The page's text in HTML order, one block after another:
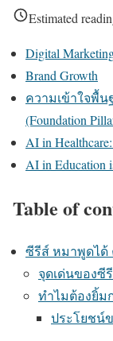
Estimated
Digital
Brand Growth
ความเข้าใจพื้น
(Foundation
AI in
AI in Education
Table of
ซีรีส์ หมาพูดได้
จุดเด่นของซี
ทำไมต้องยิ้ม
ประโยชน์